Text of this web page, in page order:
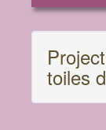
toiles